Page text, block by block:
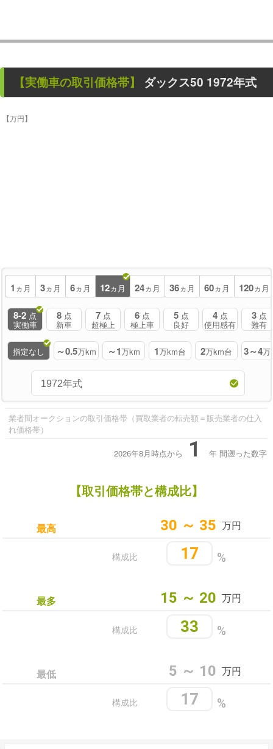
【実働車の取引価格帯】 ダックス50 1972年式
【万円】
1 ヵ月 3ヵ月 6ヵ月 12ヵ月 24ヵ月 36ヵ月 60ヵ月 120ヵ月
8-2 点
実働車
8 点
新車
7 点
超極上
6 点
極上車
5 点
良好
4 点
使用感有
3 点
難有
指定なし ～0.5万km ～1万km 1万km台 2万km台 3～4万
業者間オークションの取引価格帯（買取業者の転売額＝販売業者の仕入
れ価格帯）
2026年8月時点から 1 年 間遡った数字
【取引価格帯と構成比】
最高 30 ～ 35 万円
%
17
構成比
最多 15 ～ 20 万円
%
33
構成比
最低 5 ～ 10 万円
%
17
構成比